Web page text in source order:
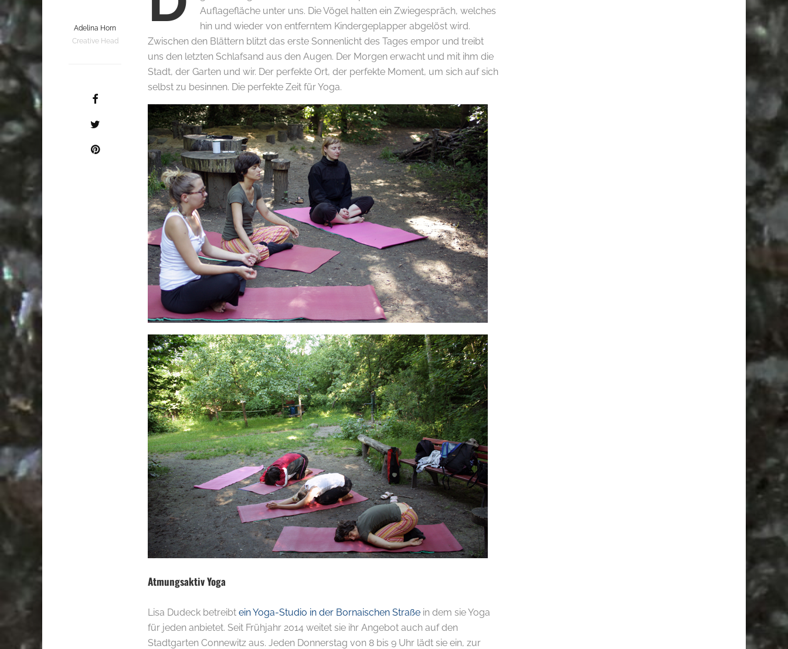
Adelina Horn
Creative Head
Auflagefläche unter uns. Die Vögel halten ein Zwiegespräch, welches
hin und wieder von entferntem Kindergeplapper abgelöst wird.
Zwischen den Blättern blitzt das erste Sonnenlicht des Tages empor und treibt
uns den letzten Schlafsand aus den Augen. Der Morgen erwacht und mit ihm die
Stadt, der Garten und wir. Der perfekte Ort, der perfekte Moment, um sich auf sich
selbst zu besinnen. Die perfekte Zeit für Yoga.
Atmungsaktiv Yoga
Lisa Dudeck betreibt ein Yoga-Studio in der Bornaischen Straße in dem sie Yoga
für jeden anbietet. Seit Frühjahr 2014 weitet sie ihr Angebot auch auf den
Stadtgarten Connewitz aus. Jeden Donnerstag von 8 bis 9 Uhr lädt sie ein, zur